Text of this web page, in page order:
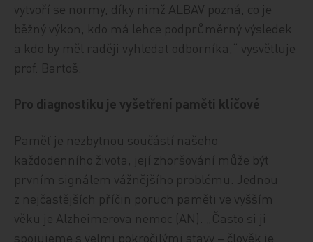
vytvoří se normy, díky nimž ALBAV pozná, co je
běžný výkon, kdo má lehce podprůměrný výsledek
a kdo by měl raději vyhledat odborníka,“ vysvětluje
prof. Bartoš.
Pro diagnostiku je vyšetření paměti klíčové
Paměť je nezbytnou součástí našeho
každodenního života, její zhoršování může být
prvním signálem vážnějšího problému. Jednou
z nejčastějších příčin poruch paměti ve vyšším
věku je Alzheimerova nemoc (AN). „Často si ji
spojujeme s velmi pokročilými stavy – člověk je